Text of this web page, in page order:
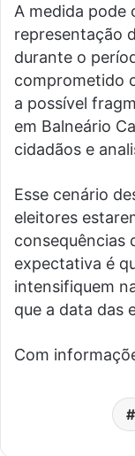
A medida pode
representação
durante o
comprometido
a possível
em Balneário
cidadãos e
Esse cenário
eleitores
consequências
expectativa é
intensifiquem
que a data das
Com